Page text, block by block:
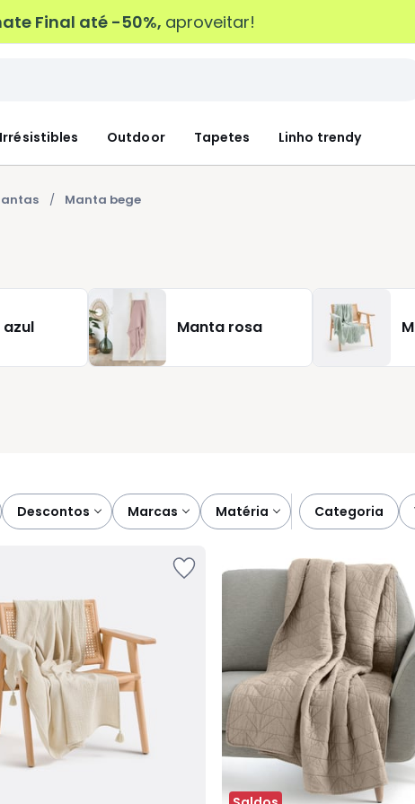
Final até -50%, aproveitar!
Outdoor Tapetes Linho trendy
Manta bege
Manta rosa
descontos marcas matéria categoria